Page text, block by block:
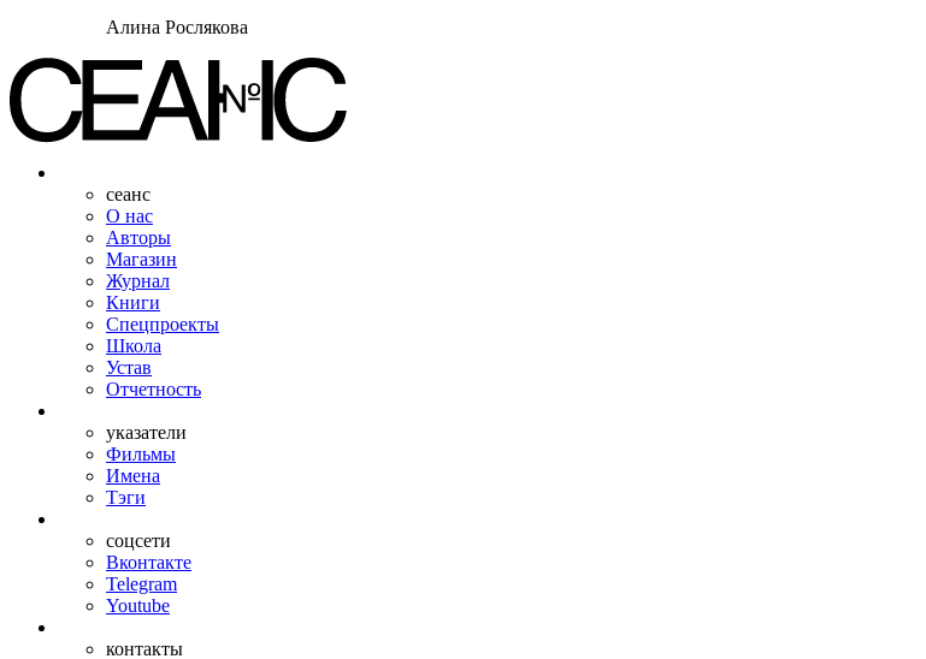
Алина Рослякова
сеанс
О нас
Авторы
Магазин
Журнал
Книги
Спецпроекты
Школа
Устав
Отчетность
указатели
Фильмы
Имена
Тэги
соцсети
Вконтакте
Telegram
Youtube
контакты